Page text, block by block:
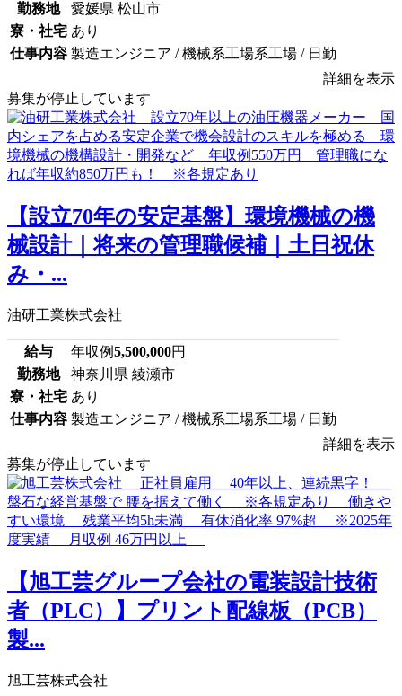
勤務地
愛媛県 松山市
寮・社宅 あり
仕事内容 製造エンジニア / 機械系工場系工場 / 日勤
詳細を表示
募集が停止しています
【設立70年の安定基盤】環境機械の機
械設計｜将来の管理職候補｜土日祝休
み・...
油研工業株式会社
給与 年収例5,500,000円
勤務地
神奈川県 綾瀬市
寮・社宅 あり
仕事内容 製造エンジニア / 機械系工場系工場 / 日勤
詳細を表示
募集が停止しています
【旭工芸グループ会社の電装設計技術
者（PLC）】プリント配線板（PCB）
製...
旭工芸株式会社